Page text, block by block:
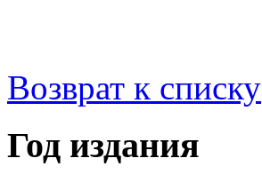
Возврат к списку
Год издания